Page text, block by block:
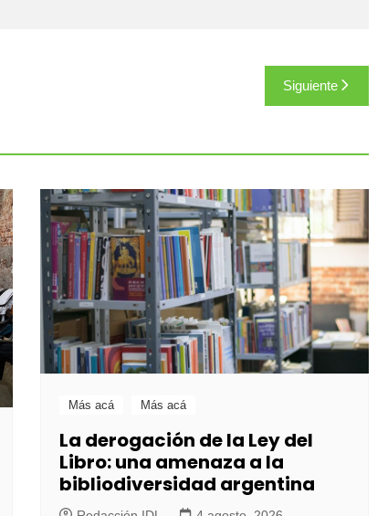
Siguiente
Más acá Más acá
La derogación de la Ley del
Libro: una amenaza a la
bibliodiversidad argentina